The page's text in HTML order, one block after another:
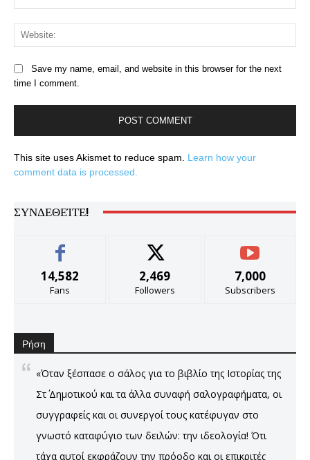
Save my name, email, and website in this browser for the next
time I comment.
This site uses Akismet to reduce spam. Learn how your
comment data is processed.
ΣΥΝΔΕΘΕΊΤΕ!
14,582
Fans
2,469
Followers
7,000
Subscribers
Ρήση
«Όταν ξέσπασε ο σάλος για το βιβλίο της Ιστορίας της
Στ΄ Δημοτικού και τα άλλα συναφή σαλογραφήματα, οι
συγγραφείς και οι συνεργοί τους κατέφυγαν στο
γνωστό καταφύγιο των δειλών: την ιδεολογία! Ότι
τάχα αυτοί εκφράζουν την πρόοδο και οι επικριτές